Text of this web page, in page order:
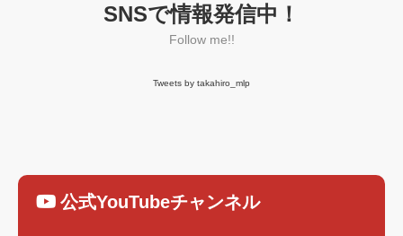
SNSで情報発信中！
Follow me!!
Tweets by takahiro_mlp
公式YouTubeチャンネル